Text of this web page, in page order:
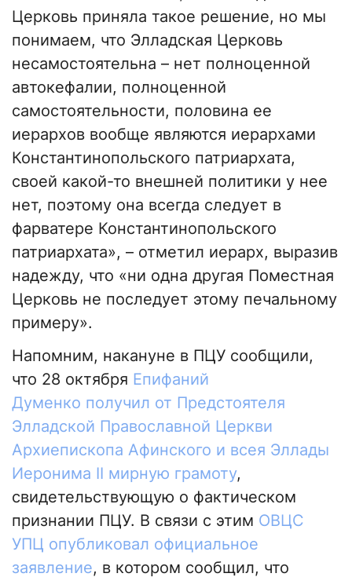
Церковь приняла такое решение, но мы
понимаем, что Элладская Церковь
несамостоятельна – нет полноценной
автокефалии, полноценной
самостоятельности, половина ее
иерархов вообще являются иерархами
Константинопольского патриархата,
своей какой-то внешней политики у нее
нет, поэтому она всегда следует в
фарватере Константинопольского
патриархата», – отметил иерарх, выразив
надежду, что «ни одна другая Поместная
Церковь не последует этому печальному
примеру».
Напомним, накануне в ПЦУ сообщили,
что 28 октября Епифаний
Думенко получил от Предстоятеля
Элладской Православной Церкви
Архиепископа Афинского и всея Эллады
Иеронима II мирную грамоту,
свидетельствующую о фактическом
признании ПЦУ. В связи с этим ОВЦС
УПЦ опубликовал официальное
заявление, в котором сообщил, что